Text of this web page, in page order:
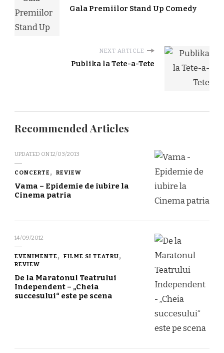
Gala Premiilor Stand Up Comedy
NEXT ARTICLE
Publika la Tete-a-Tete
Recommended Articles
UPDATED ON12/03/2013
CONCERTE REVIEW
Vama – Epidemie de iubire la
Cinema patria
14/09/2012
EVENIMENTE
FILME SI TEATRU
REVIEW
De la Maratonul Teatrului
Independent – „Cheia
succesului“ este pe scena